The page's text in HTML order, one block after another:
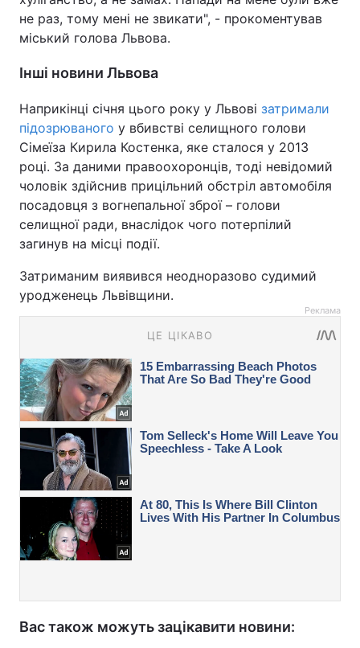
не раз, тому мені не звикати", - прокоментував
міський голова Львова.
Інші новини Львова
Наприкінці січня цього року у Львові затримали
підозрюваного у вбивстві селищного голови
Сімеїза Кирила Костенка, яке сталося у 2013
році. За даними правоохоронців, тоді невідомий
чоловік здійснив прицільний обстріл автомобіля
посадовця з вогнепальної зброї – голови
селищної ради, внаслідок чого потерпілий
загинув на місці події.
Затриманим виявився неодноразово судимий
уродженець Львівщини.
Реклама
Вас також можуть зацікавити новини: